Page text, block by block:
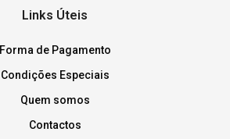
Links Úteis
Forma de Pagamento
Condições Especiais
Quem somos
Contactos